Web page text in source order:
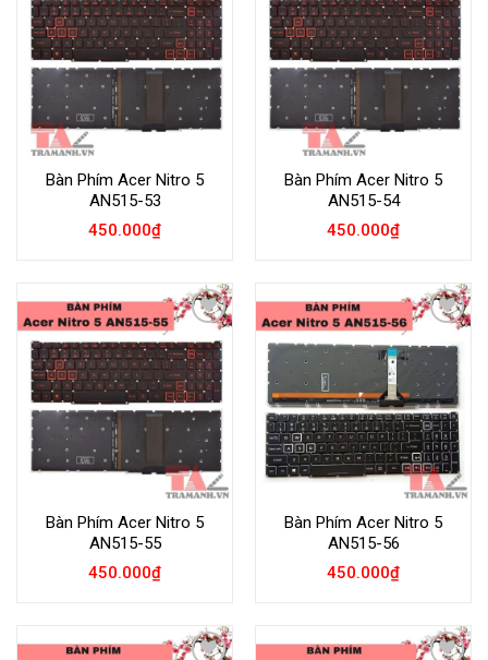
Wishlist
Bàn Phím Acer Nitro 5
AN515-53
450.000₫
Wishlist
Bàn Phím Acer Nitro 5
AN515-54
450.000₫
Add to
Wishlist
Bàn Phím Acer Nitro 5
AN515-55
450.000₫
Wishlist
Bàn Phím Acer Nitro 5
AN515-56
450.000₫